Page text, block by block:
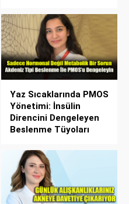
Yaz Sıcaklarında PMOS
Yönetimi: İnsülin
Direncini Dengeleyen
Beslenme Tüyoları